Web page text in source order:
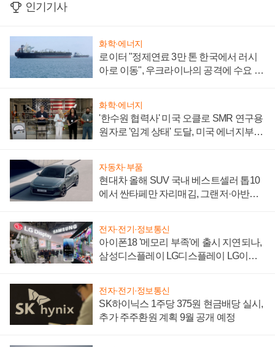
인기기사
화학·에너지
로이터 "정제연료 3만 톤 한국에서 러시
아로 이동", 우크라이나의 공격에 수요 늘
화학·에너지
'한수원 협력사' 미국 오클로 SMR 연구용
원자로 '임계 상태' 도달, 미국 에너지부
자동차·부품
현대차 올해 SUV 국내 베스트셀러 톱10
에서 싼타페만 자리매김, 그랜저·아반떼
전자·전기·정보통신
아이폰18 '메모리 부족'에 출시 지연되나,
삼성디스플레이 LG디스플레이 LG이노
전자·전기·정보통신
SK하이닉스 1주당 375원 현금배당 실시,
추가 주주환원 계획 9월 공개 예정